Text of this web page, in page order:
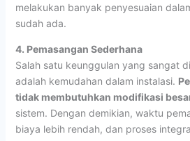
melakukan banyak penyesuaian
sudah ada.
4. Pemasangan Sederhana
Salah satu keunggulan yang sangat
adalah kemudahan dalam instalasi.
tidak membutuhkan modifikasi
sistem. Dengan demikian, waktu
biaya lebih rendah, dan proses